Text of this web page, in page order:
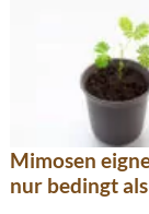
Mimosen
nur bedingt